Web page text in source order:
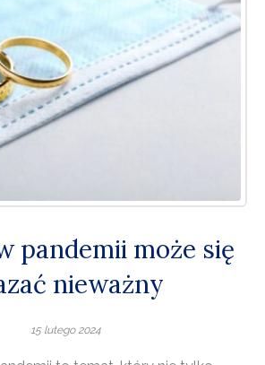
pandemii może się
nieważny
15 lutego 2024